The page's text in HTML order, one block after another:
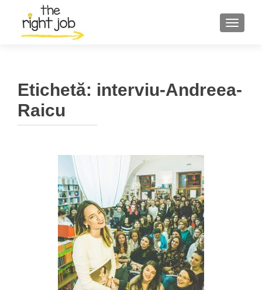
Etichetă: interviu-Andreea-
Raicu